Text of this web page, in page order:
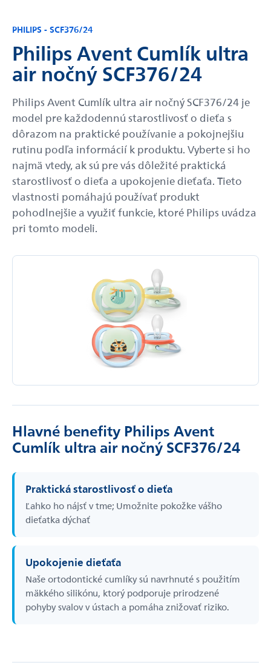
PHILIPS - SCF376/24
Philips Avent Cumlík ultra
air nočný SCF376/24
Philips Avent Cumlík ultra air nočný SCF376/24 je
model pre každodennú starostlivosť o dieťa s
dôrazom na praktické používanie a pokojnejšiu
rutinu podľa informácií k produktu. Vyberte si ho
najmä vtedy, ak sú pre vás dôležité praktická
starostlivosť o dieťa a upokojenie dieťaťa. Tieto
vlastnosti pomáhajú používať produkt
pohodlnejšie a využiť funkcie, ktoré Philips uvádza
pri tomto modeli.
Hlavné benefity Philips Avent
Cumlík ultra air nočný SCF376/24
Praktická starostlivosť o dieťa
Ľahko ho nájsť v tme; Umožnite pokožke vášho
dieťatka dýchať
Upokojenie dieťaťa
Naše ortodontické cumlíky sú navrhnuté s použitím
mäkkého silikónu, ktorý podporuje prirodzené
pohyby svalov v ústach a pomáha znižovať riziko.